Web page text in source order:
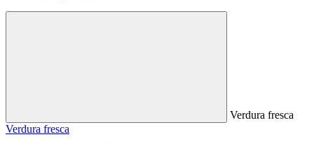
Verdura fresca
Verdura fresca